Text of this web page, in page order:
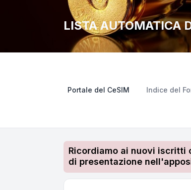
LISTA AUTOMATICA
Portale del CeSIM Indice del
Ricordiamo ai nuovi iscritti
di presentazione